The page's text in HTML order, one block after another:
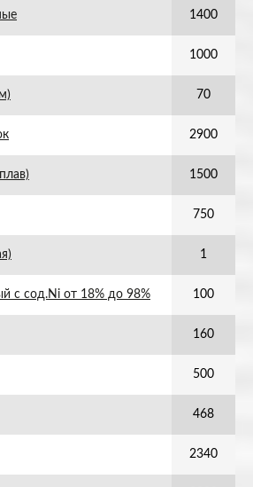
1400
1000
70
2900
1500
750
1
с сод.Ni от 18% до 98% 100
160
500
468
2340